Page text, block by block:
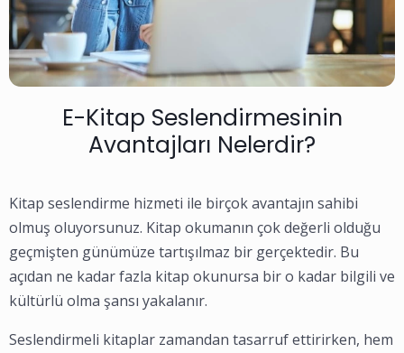
E-Kitap Seslendirmesinin
Avantajları Nelerdir?
Kitap seslendirme hizmeti ile birçok avantajın sahibi
olmuş oluyorsunuz. Kitap okumanın çok değerli olduğu
geçmişten günümüze tartışılmaz bir gerçektedir. Bu
açıdan ne kadar fazla kitap okunursa bir o kadar bilgili ve
kültürlü olma şansı yakalanır.
Seslendirmeli kitaplar zamandan tasarruf ettirirken, hem